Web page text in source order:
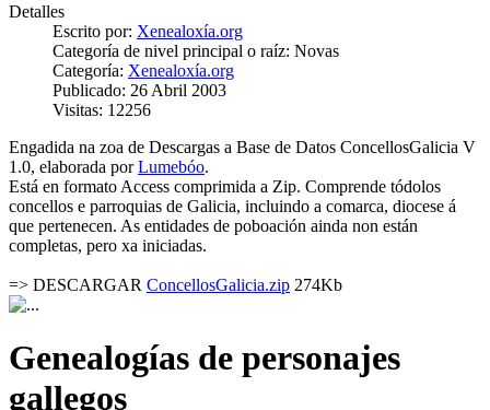
Detalles
Escrito por: Xenealoxía.org
Categoría de nivel principal o raíz: Novas
Categoría: Xenealoxía.org
Publicado: 26 Abril 2003
Visitas: 12256
Engadida na zoa de Descargas a Base de Datos ConcellosGalicia V
1.0, elaborada porLumebóo.
Está en formato Access comprimida a Zip. Comprende tódolos
concellos e parroquias de Galicia, incluindo a comarca, diocese á
que pertenecen. As entidades de poboación ainda non están
completas, pero xa iniciadas.
=> DESCARGAR ConcellosGalicia.zip 274Kb
Genealogías de personajes
gallegos